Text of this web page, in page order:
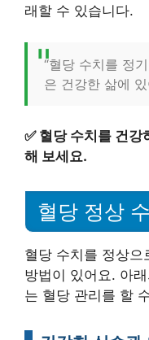
래할 수 있습니다.
“혈당 수치를 정
은 건강한 삶에
✅ 혈당 수치를 건강
해 보세요.
혈당 정상
혈당 수치를 정상으
방법이 있어요. 아
는 혈당 관리를 할